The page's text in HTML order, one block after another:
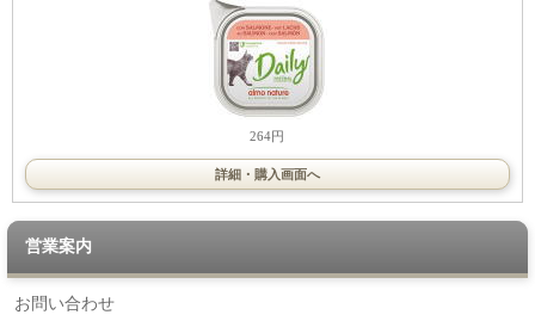
264円
詳細・購入画面へ
営業案内
お問い合わせ